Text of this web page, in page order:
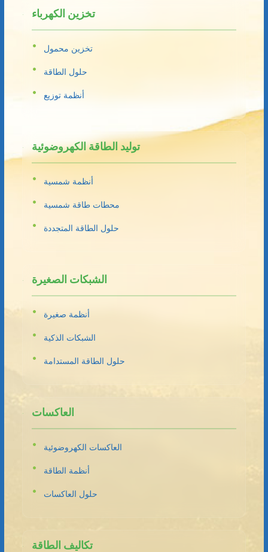
تخزين الكهرباء
تخزين محمول
حلول الطاقة
أنظمة توزيع
توليد الطاقة الكهروضوئية
أنظمة شمسية
محطات طاقة شمسية
حلول الطاقة المتجددة
الشبكات الصغيرة
أنظمة صغيرة
الشبكات الذكية
حلول الطاقة المستدامة
العاكسات
العاكسات الكهروضوئية
أنظمة الطاقة
حلول العاكسات
تكاليف الطاقة